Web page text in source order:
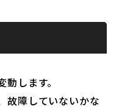
します。
故障していないかな